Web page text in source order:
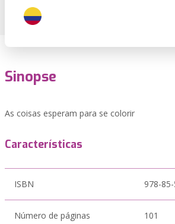
Sinopse
As coisas esperam para se colorir
Características
ISBN 978-
Número de páginas 101